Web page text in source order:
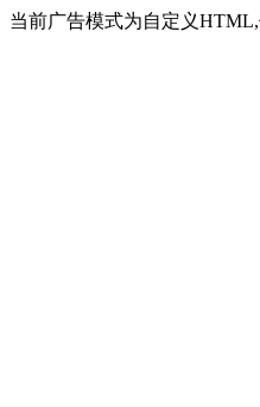
当前广告模式为自定义